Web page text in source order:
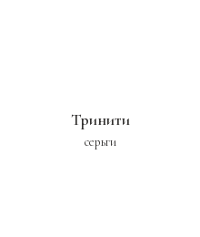
Тринити
серьги